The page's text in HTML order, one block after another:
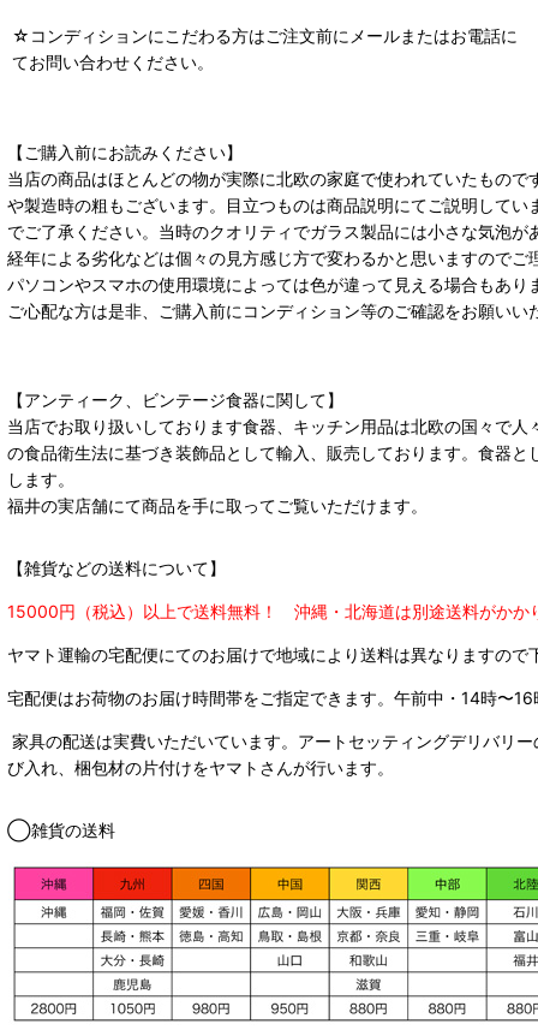
☆コンディションにこだわる方はご注文前にメールまたはお電話に
てお問い合わせください。
【ご購入前にお読みください】
当店の商品はほとんどの物が実際に北欧の家庭で使われていたもの
や製造時の粗もございます。目立つものは商品説明にてご説明して
でご了承ください。当時のクオリティでガラス製品には小さな気泡が
経年による劣化などは個々の見方感じ方で変わるかと思いますのでご
パソコンやスマホの使用環境によっては色が違って見える場合もあ
ご心配な方は是非、ご購入前にコンディション等のご確認をお願い
【アンティーク、ビンテージ食器に関して】
当店でお取り扱いしております食器、キッチン用品は北欧の国々で
の食品衛生法に基づき装飾品として輸入、販売しております。食器
します。
福井の実店舗にて商品を手に取ってご覧いただけます。
【雑貨などの送料について】
15000円（税込）以上で送料無料！ 沖縄・北海道は別途送料がかか
ヤマト運輸の宅配便にてのお届けで地域により送料は異なりますので
宅配便はお荷物のお届け時間帯をご指定できます。 午前中・14時〜
家具の配送は実費いただいています。アートセッティングデリバリ
び入れ、梱包材の片付けをヤマトさんが行います。
◯雑貨の送料